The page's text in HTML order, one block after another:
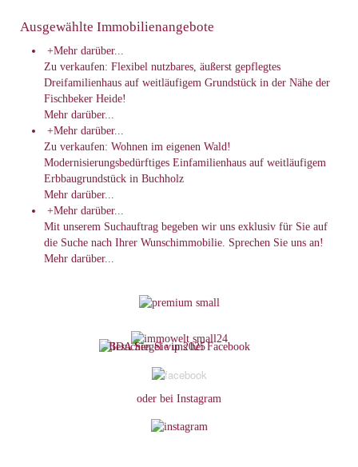
Ausgewählte Immobilienangebote
+Mehr darüber...
Zu verkaufen: Flexibel nutzbares, äußerst gepflegtes
Dreifamilienhaus auf weitläufigem Grundstück in der Nähe der
Fischbeker Heide!
Mehr darüber...
+Mehr darüber...
Zu verkaufen: Wohnen im eigenen Wald!
Modernisierungsbedürftiges Einfamilienhaus auf weitläufigem
Erbbaugrundstück in Buchholz
Mehr darüber...
+Mehr darüber...
Mit unserem Suchauftrag begeben wir uns exklusiv für Sie auf
die Suche nach Ihrer Wunschimmobilie. Sprechen Sie uns an!
Mehr darüber...
Besuchen Sie uns bei Facebook
oder bei Instagram